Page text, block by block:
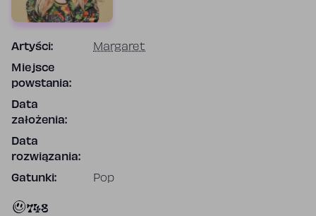
Artyści: Margaret
Miejsce
powstania:
Data
założenia:
Data
rozwiązania:
Gatunki: Pop
748